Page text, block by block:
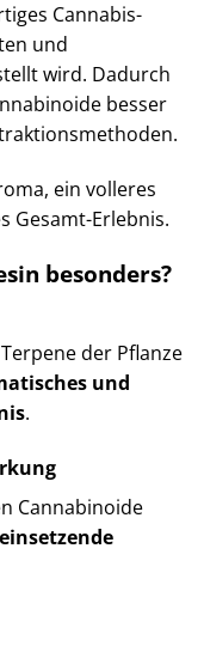
Cannabis-
und
wird. Dadurch
besser
ein volleres
Gesamt-Erlebnis.
besonders?
der Pflanze
und
.
Cannabinoide